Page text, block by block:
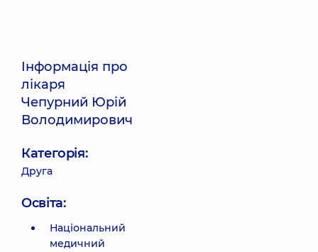
Інформація про
лікаря
Чепурний Юрій
Володимирович
Категорія:
Друга
Освіта:
Національний
медичний